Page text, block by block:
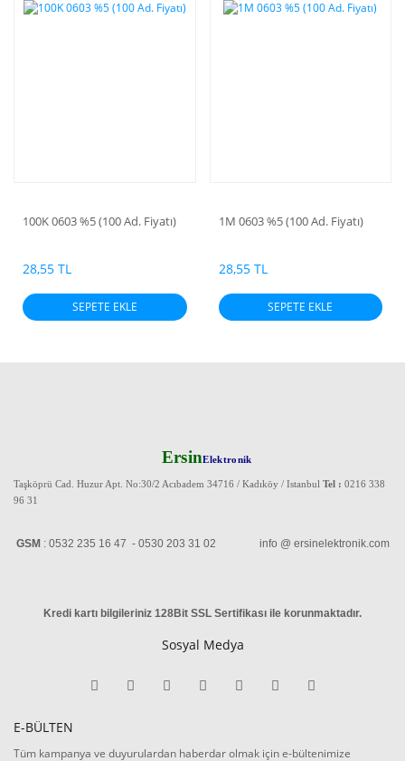
100K 0603 %5 (100 Ad. Fiyatı)
28,55 TL
SEPETE EKLE
1M 0603 %5 (100 Ad. Fiyatı)
28,55 TL
SEPETE EKLE
ErsinElektronik
Taşköprü Cad. Huzur Apt. No:30/2 Acıbadem 34716 / Kadıköy / Istanbul Tel : 0216 338
96 31
GSM : 0532 235 16 47 - 0530 203 31 02 info @ ersinelektronik.com
Kredi kartı bilgileriniz 128Bit SSL Sertifikası ile korunmaktadır.
Sosyal Medya
E-BÜLTEN
Tüm kampanya ve duyurulardan haberdar olmak için e-bültenimize